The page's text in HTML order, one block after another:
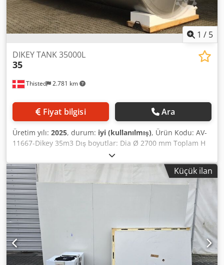
1 / 5
Thisted 2.781 km
DIKEY TANK 35000L
35
Fiyat bilgisi Ara
Üretim yılı: 2025, durum: iyi (kullanılmış), Ürün Kodu: AV-
11667-Dikey 35m3 Dış boyutlar: Dia Ø 2700 mm Toplam H
8000 mm. Crodpfx Anoigq D Hsuof Silindir yüksekliği 6000
mm. YENİ - Dikey paslanmaz çelik tank - 5 adet. Menhol
tabanı ve konik üst ve alt. Ayak/alt etek üzerinde teslim
edilebilir ve opsiyonel trapez plakaları ile tamamlanmış
yeni izolasyon imkanı. AISI 316.
Küçük ilan